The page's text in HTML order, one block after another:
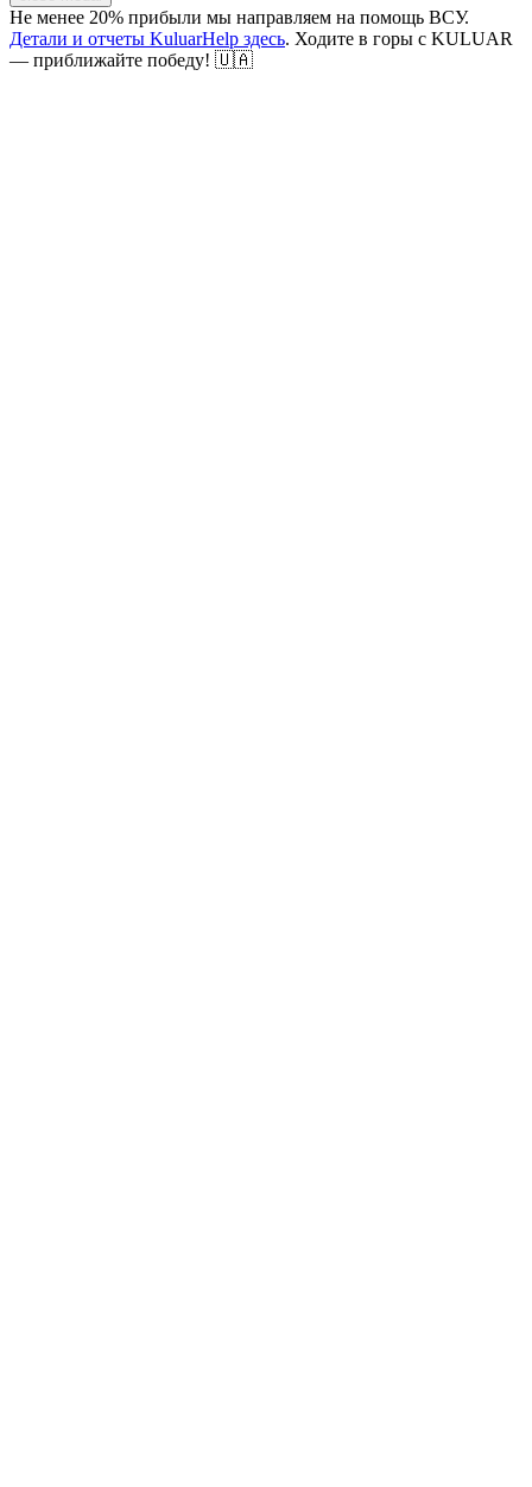
Не менее 20% прибыли мы направляем на помощь ВСУ.
Детали и отчеты KuluarHelp здесь. Ходите в горы с KULUAR
— приближайте победу! 🇺🇦